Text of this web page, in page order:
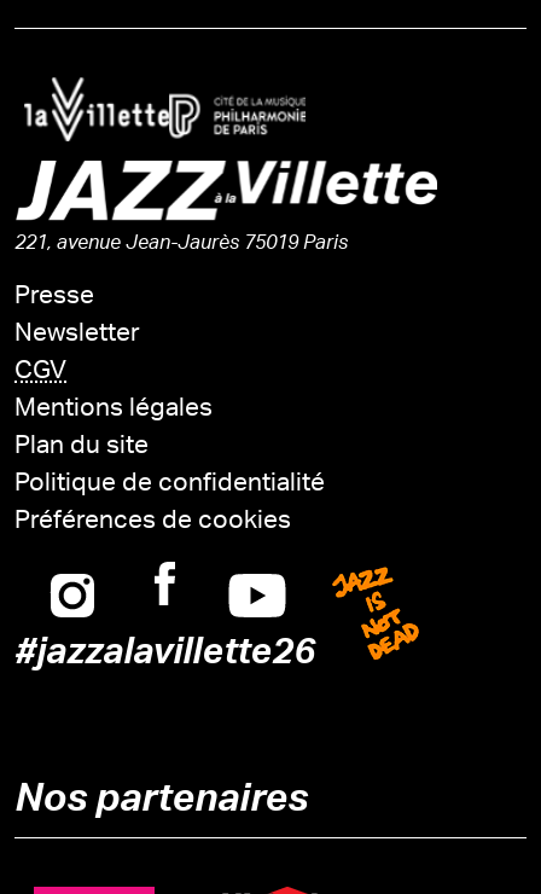
221, avenue Jean-Jaurès 75019 Paris
Presse
Newsletter
CGV
Mentions légales
Plan du site
Politique de confidentialité
Préférences de cookies
Instagram
FacebookYoutube
#jazzalavillette26
Jazz is
Nos partenaires